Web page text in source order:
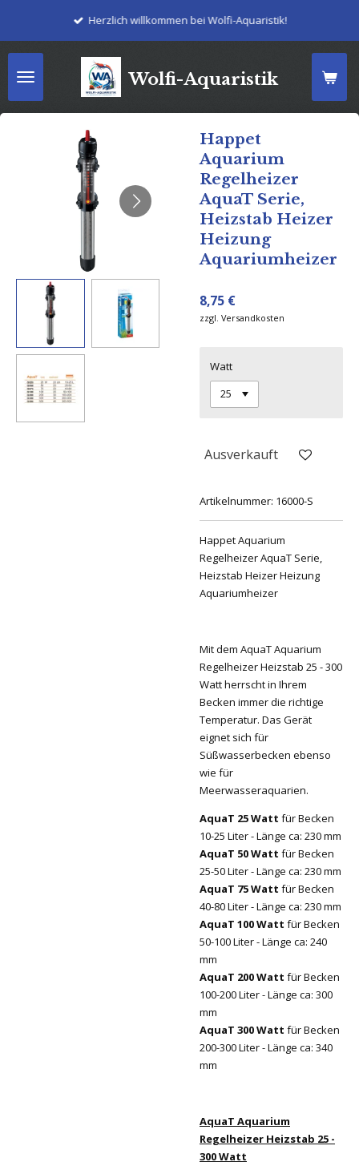
springen
Wolfi-Aquaristik
Herzlich willkommen bei Wolfi-Aquaristik!
Happet
Aquarium
Regelheizer
AquaT Serie,
Heizstab Heizer
Heizung
Aquariumheizer
8,75 €
zzgl. Versandkosten
Watt
Ausverkauft
Artikelnummer: 16000-S
Happet Aquarium
Regelheizer AquaT Serie,
Heizstab Heizer Heizung
Aquariumheizer
Mit dem AquaT Aquarium
Regelheizer Heizstab 25 - 300
Watt herrscht in Ihrem
Becken immer die richtige
Temperatur. Das Gerät
eignet sich für
Süßwasserbecken ebenso
wie für
Meerwasseraquarien.
AquaT 25 Watt für Becken
10-25 Liter - Länge ca: 230 mm
AquaT 50 Watt für Becken
25-50 Liter - Länge ca: 230 mm
AquaT 75 Watt für Becken
40-80 Liter - Länge ca: 230 mm
AquaT 100 Watt für Becken
50-100 Liter - Länge ca: 240
mm
AquaT 200 Watt für Becken
100-200 Liter - Länge ca: 300
mm
AquaT 300 Watt für Becken
200-300 Liter - Länge ca: 340
mm
AquaT Aquarium
Regelheizer Heizstab 25 -
300 Watt